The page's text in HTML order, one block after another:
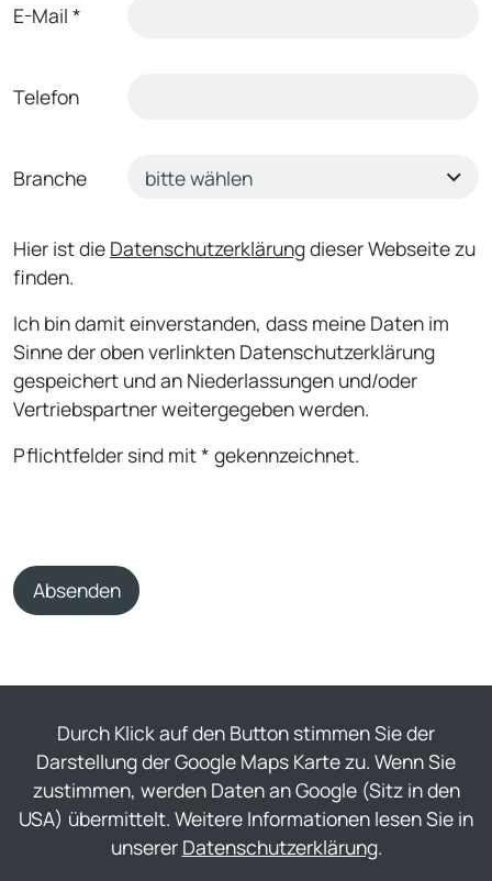
E-Mail *
Telefon
Branche
Hier ist die Datenschutzerklärungdieser Webseite zu
finden.
Ich bin damit einverstanden, dass meine Daten im
Sinne der oben verlinkten Datenschutzerklärung
gespeichert und an Niederlassungen und/oder
Vertriebspartner weitergegeben werden.
Pflichtfelder sind mit * gekennzeichnet.
Absenden
Durch Klick auf den Button stimmen Sie der
Darstellung der Google Maps Karte zu. Wenn Sie
zustimmen, werden Daten an Google (Sitz in den
USA) übermittelt. Weitere Informationen lesen Sie in
unserer Datenschutzerklärung.